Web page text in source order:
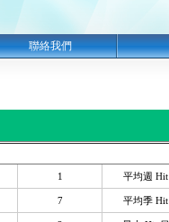
聯絡我們
1 平均週 Hit
7 平均季 Hit